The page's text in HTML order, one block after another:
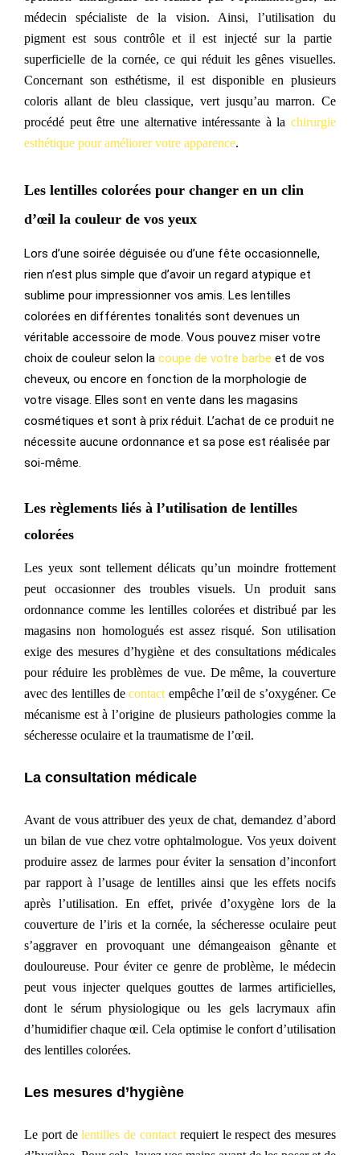
médecin spécialiste de la vision. Ainsi, l’utilisationdu
pigment est sous contrôle et il est injecté sur la partie
superficielle de la cornée, ce quiréduitles gênes visuelles.
Concernant son esthétisme, il est disponible en plusieurs
coloris allant de bleu classique, vert jusqu’au marron. Ce
procédé peut être une alternativeintéressante à la chirurgie
esthétique pour améliorer votre apparence.
Les lentilles colorées pour changer en un clin
d’œil la couleur de vos yeux
Lors d’une soirée déguisée ou d’une fête occasionnelle,
rien n’est plus simple que d’avoir un regard atypique et
sublime pour impressionner vos amis. Les lentilles
colorées en différentes tonalités sont devenues un
véritable accessoire de mode. Vous pouvez miser votre
choix de couleur selon la coupe de votre barbe et de vos
cheveux, ou encore en fonction de la morphologie de
votre visage. Elles sont en vente dans les magasins
cosmétiques et sont à prix réduit. L’achat de ce produit ne
nécessite aucune ordonnance et sa pose est réalisée par
soi-même.
Les règlements liés à l’utilisation de lentilles
colorées
Les yeux sont tellement délicats qu’un moindre frottement
peut occasionner des troubles visuels.Un produit sans
ordonnance comme les lentilles colorées et distribué par les
magasins non homologués est assez risqué. Son utilisation
exige des mesures d’hygiène et des consultations médicales
pour réduire les problèmes de vue. De même, la couverture
avec des lentilles decontactempêche l’œil de s’oxygéner. Ce
mécanisme est à l’origine de plusieurs pathologies comme la
sécheresse oculaire et la traumatisme de l’œil.
La consultation médicale
Avant de vous attribuer des yeux de chat, demandez d’abord
un bilan de vue chez votre ophtalmologue. Vos yeux doivent
produire assez de larmes pour éviter la sensation d’inconfort
par rapport à l’usage de lentilles ainsi que les effets nocifs
après l’utilisation. En effet, privée d’oxygène lors de la
couverture de l’iris et la cornée, la sécheresse oculaire peut
s’aggraver en provoquant une démangeaison gênante et
douloureuse. Pour éviter ce genre de problème, le médecin
peut vous injecter quelques gouttes de larmes artificielles,
dont le sérum physiologique ou les gels lacrymaux afin
d’humidifier chaque œil. Cela optimise le confort d’utilisation
des lentilles colorées.
Les mesures d’hygiène
Le port delentilles de contactrequiert lerespectdes mesures